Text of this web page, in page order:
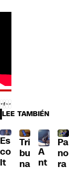
LEE TAMBIÉN
Es
co
lt
Tri
bu
na
A
nt
Pa
no
ra